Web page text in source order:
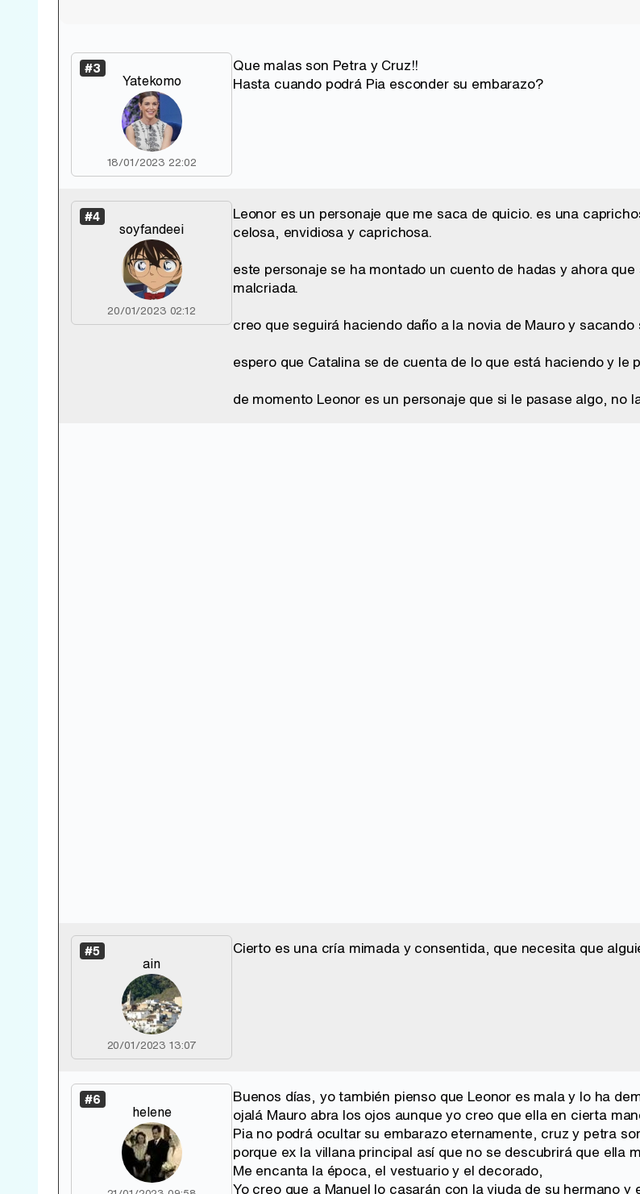
#3
Yatekomo
18/01/2023 22:02
Que malas son Petra y Cruz!!
Hasta cuando podrá Pia esconder su embarazo?
#4
soyfandeei
20/01/2023 02:12
Leonor es un personaje que me saca de quicio. es una
celosa, envidiosa y caprichosa.
este personaje se ha montado un cuento de hadas y ahora
malcriada.
creo que seguirá haciendo daño a la novia de Mauro y sacando
espero que Catalina se de cuenta de lo que está haciendo y le
de momento Leonor es un personaje que si le pasase algo, no
#5
ain
20/01/2023 13:07
Cierto es una cría mimada y consentida, que necesita que
#6
helene
Buenos días, yo también pienso que Leonor es mala y lo ha
ojalá Mauro abra los ojos aunque yo creo que ella en cierta
Pia no podrá ocultar su embarazo eternamente, cruz y petra
porque ex la villana principal así que no se descubrirá que ella
Me encanta la época, el vestuario y el decorado,
Yo creo que a Manuel lo casarán con la viuda de su hermano